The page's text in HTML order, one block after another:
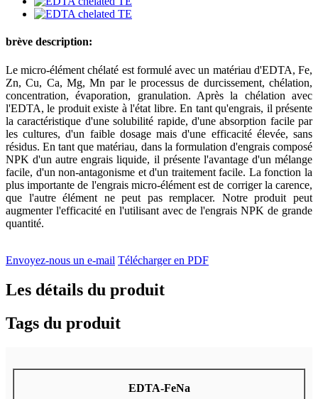
brève description:
Le micro-élément chélaté est formulé avec un matériau d'EDTA, Fe,
Zn, Cu, Ca, Mg, Mn par le processus de durcissement, chélation,
concentration, évaporation, granulation. Après la chélation avec
l'EDTA, le produit existe à l'état libre. En tant qu'engrais, il présente
la caractéristique d'une solubilité rapide, d'une absorption facile par
les cultures, d'un faible dosage mais d'une efficacité élevée, sans
résidus. En tant que matériau, dans la formulation d'engrais composé
NPK d'un autre engrais liquide, il présente l'avantage d'un mélange
facile, d'un non-antagonisme et d'un traitement facile. La fonction la
plus importante de l'engrais micro-élément est de corriger la carence,
que l'autre élément ne peut pas remplacer. Notre produit peut
augmenter l'efficacité en l'utilisant avec de l'engrais NPK de grande
quantité.
Envoyez-nous un e-mail Télécharger en PDF
Les détails du produit
Tags du produit
EDTA-FeNa